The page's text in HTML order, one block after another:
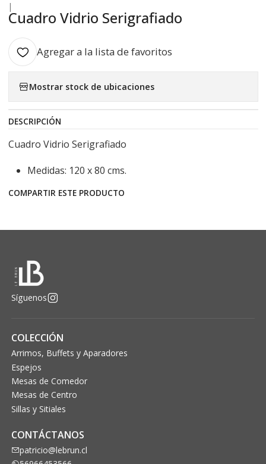
|
Cuadro Vidrio Serigrafiado
Agregar a la lista de favoritos
Mostrar stock de ubicaciones
DESCRIPCIÓN
Cuadro Vidrio Serigrafiado
Medidas: 120 x 80 cms.
COMPARTIR ESTE PRODUCTO
Síguenos
COLECCIÓN
Arrimos, Buffets y Aparadores
Espejos
Mesas de Comedor
Mesas de Centro
Sillas y Sitiales
CONTÁCTANOS
patricio@lebrun.cl